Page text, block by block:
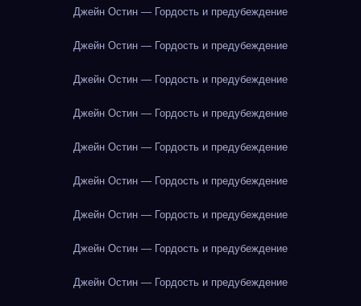
Джейн Остин — Гордость и предубеждение
Джейн Остин — Гордость и предубеждение
Джейн Остин — Гордость и предубеждение
Джейн Остин — Гордость и предубеждение
Джейн Остин — Гордость и предубеждение
Джейн Остин — Гордость и предубеждение
Джейн Остин — Гордость и предубеждение
Джейн Остин — Гордость и предубеждение
Джейн Остин — Гордость и предубеждение